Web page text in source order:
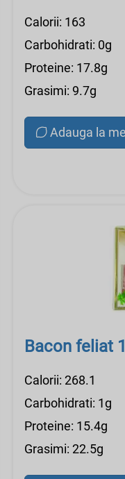
Calorii: 163
Carbohidrati: 0g
Proteine: 17.8g
Grasimi: 9.7g
Adauga la
Bacon feliat
Calorii: 268.1
Carbohidrati: 1g
Proteine: 15.4g
Grasimi: 22.5g